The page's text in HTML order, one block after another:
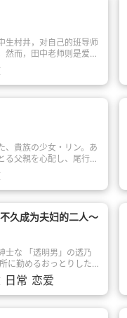
生村井，对自己的班导师
然而，田中老师则是爱着
色「春夏秋冬（ヒトト
的村井向田中告白，却因
量范围内」而被断然拒
上全新发型的村井以田中
田中对此感到极度动
方……？
、貴族の少女・リン。あ
る父親を心配し、尾行を
な殺人事件の現場を見
存在”に姿を見られ、追
いつの間にか奇妙な世界
に迷い込んでしまう。見
り残されたリンは、わけ
異形の力をあ
ネ・ノインテーター。
族の娘、リン・ラインヴ
ない世界に生きていた
れた謎を解くために手
ゲンベルグだった。 そ
久成为夫妇的二人～
士な 「透明男」の透乃
に勤めるおっとりした
に姿を消し
香には 不思議と透乃眼
ない”ふたり
かれ合い…？
日常 恋爱